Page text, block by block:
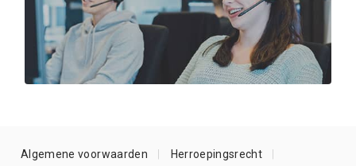
Algemene voorwaarden Herroepingsrecht